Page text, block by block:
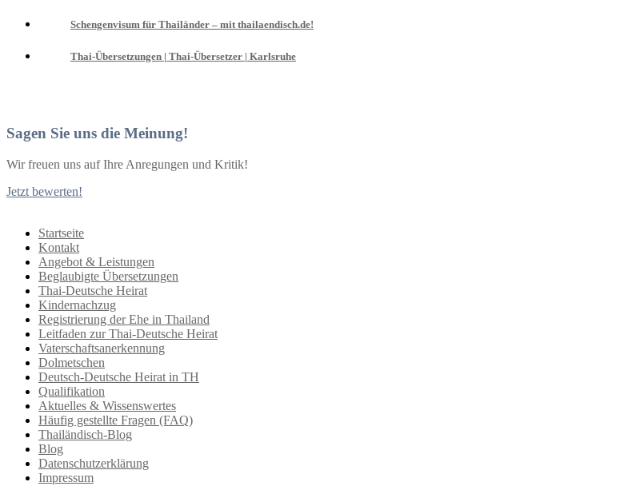
Schengenvisum für Thailänder – mit thailaendisch.de!
Thai-Übersetzungen | Thai-Übersetzer | Karlsruhe
Sagen Sie uns die Meinung!
Wir freuen uns auf Ihre Anregungen und Kritik!
Jetzt bewerten!
Startseite
Kontakt
Angebot & Leistungen
Beglaubigte Übersetzungen
Thai-Deutsche Heirat
Kindernachzug
Registrierung der Ehe in Thailand
Leitfaden zur Thai-Deutsche Heirat
Vaterschaftsanerkennung
Dolmetschen
Deutsch-Deutsche Heirat in TH
Qualifikation
Aktuelles & Wissenswertes
Häufig gestellte Fragen (FAQ)
Thailändisch-Blog
Blog
Datenschutzerklärung
Impressum